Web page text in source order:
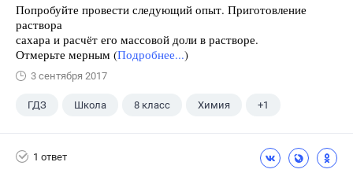
Попробуйте провести следующий опыт. Приготовление
раствора
сахара и расчёт его массовой доли в растворе.
Отмерьте мерным (Подробнее...)
3 сентября 2017
ГДЗ Школа 8 класс Химия +1
1 ответ